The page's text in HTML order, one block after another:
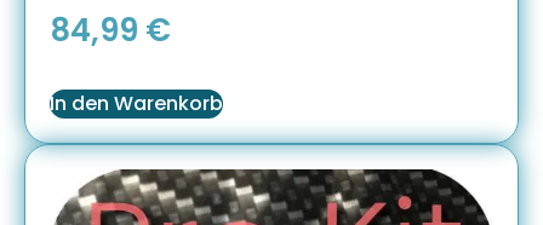
84,99 €
In den Warenkorb